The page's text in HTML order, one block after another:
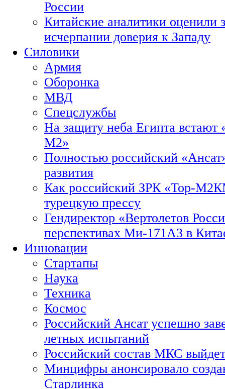
России
Китайские аналитики оценили
исчерпании доверия к Западу
Силовики
Армия
Оборонка
МВД
Спецслужбы
На защиту неба Египта встают
М2»
Полностью российский
развития
Как российский ЗРК «Тор-
турецкую прессу
Гендиректор «Вертолетов
перспективах Ми-171А3 в
Инновации
Стартапы
Наука
Техника
Космос
Российский Ансат успешно
летных испытаний
Российский состав МКС
Минцифры анонсировало
Старлинка